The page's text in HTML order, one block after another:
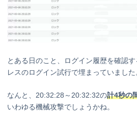
とある日のこと、ログイン履歴を確認
レスのログイン試行で埋まっていました
なんと、20:32:28～20:32:32の計4秒の
いわゆる機械攻撃でしょうかね。